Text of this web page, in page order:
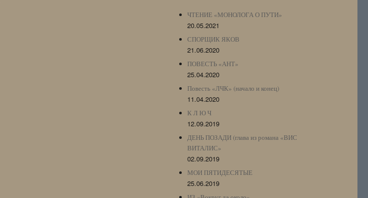
ЧТЕНИЕ «МОНОЛОГА О ПУТИ»
20.05.2021
СПОРЩИК ЯКОВ
21.06.2020
ПОВЕСТЬ «АНТ»
25.04.2020
Повесть «ЛЧК» (начало и конец)
11.04.2020
К Л Ю Ч
12.09.2019
ДЕНЬ ПОЗАДИ (глава из романа «ВИС
ВИТАЛИС»
02.09.2019
МОИ ПЯТИДЕСЯТЫЕ
25.06.2019